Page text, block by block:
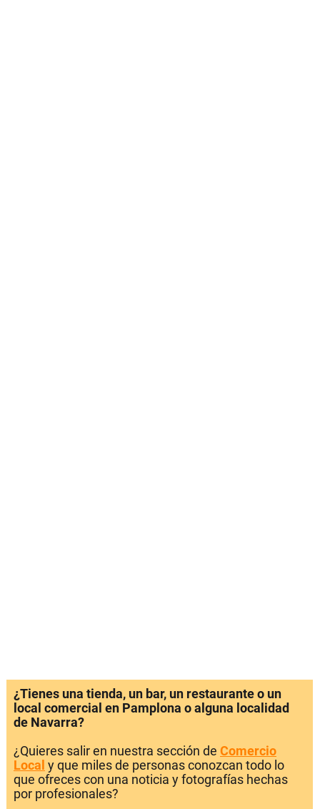
¿Tienes una tienda, un bar, un restaurante o un
local comercial en Pamplona o alguna localidad
de Navarra?
¿Quieres salir en nuestra sección de Comercio
Local y que miles de personas conozcan todo lo
que ofreces con una noticia y fotografías hechas
por profesionales?